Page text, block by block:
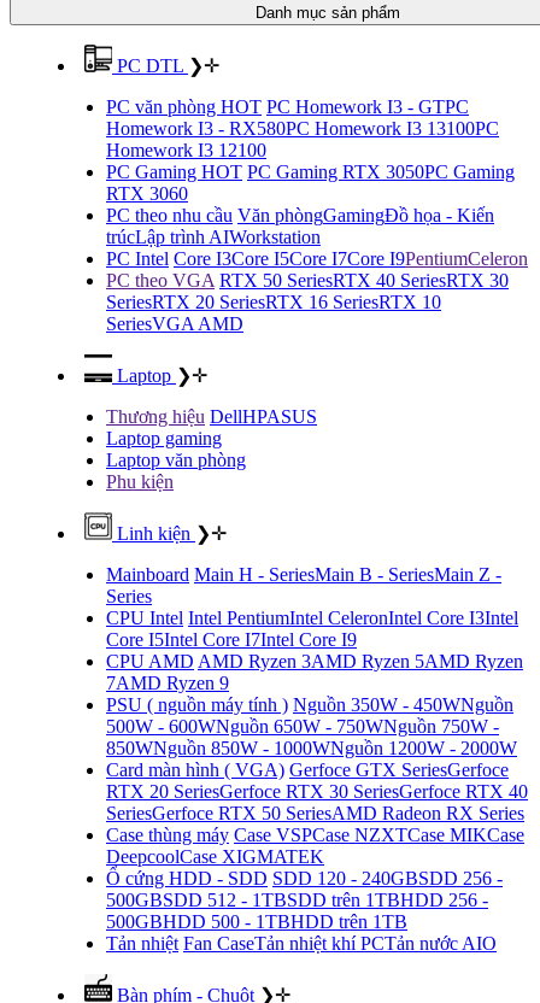
Danh mục sản phẩm
PC DTL ❯✛
PC văn phòng HOT PC Homework I3 - GTPC
Homework I3 - RX580PC Homework I3 13100PC
Homework I3 12100
PC Gaming HOT PC Gaming RTX 3050PC Gaming
RTX 3060
PC theo nhu cầu Văn phòngGamingĐồ họa - Kiến
trúcLập trình AIWorkstation
PC Intel Core I3Core I5Core I7Core I9PentiumCeleron
PC theo VGA RTX 50 SeriesRTX 40 SeriesRTX 30
SeriesRTX 20 SeriesRTX 16 SeriesRTX 10
SeriesVGA AMD
Laptop ❯✛
Thương hiệu DellHPASUS
Laptop gaming
Laptop văn phòng
Phu kiện
Linh kiện ❯✛
Mainboard Main H - SeriesMain B - SeriesMain Z -
Series
CPU Intel Intel PentiumIntel CeleronIntel Core I3Intel
Core I5Intel Core I7Intel Core I9
CPU AMD AMD Ryzen 3AMD Ryzen 5AMD Ryzen
7AMD Ryzen 9
PSU ( nguồn máy tính ) Nguồn 350W - 450WNguồn
500W - 600WNguồn 650W - 750WNguồn 750W -
850WNguồn 850W - 1000WNguồn 1200W - 2000W
Card màn hình ( VGA) Gerfoce GTX SeriesGerfoce
RTX 20 SeriesGerfoce RTX 30 SeriesGerfoce RTX 40
SeriesGerfoce RTX 50 SeriesAMD Radeon RX Series
Case thùng máy Case VSPCase NZXTCase MIKCase
DeepcoolCase XIGMATEK
Ổ cứng HDD - SDD SDD 120 - 240GBSDD 256 -
500GBSDD 512 - 1TBSDD trên 1TBHDD 256 -
500GBHDD 500 - 1TBHDD trên 1TB
Tản nhiệt Fan CaseTản nhiệt khí PCTản nước AIO
Bàn phím - Chuột ❯✛